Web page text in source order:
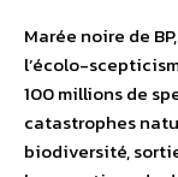
Marée noire de
l’écolo-
100 millions de
catastrophes
biodiversité,